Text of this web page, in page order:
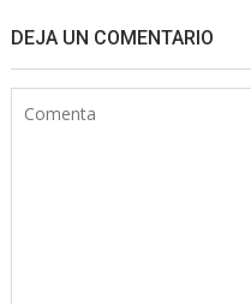
DEJA UN COMENTARIO